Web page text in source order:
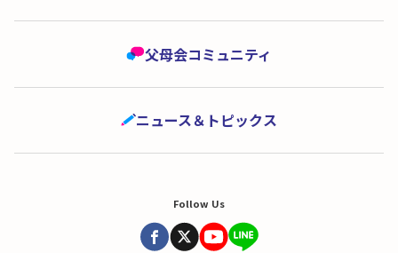
父母会コミュニティ
ニュース＆トピックス
Follow Us